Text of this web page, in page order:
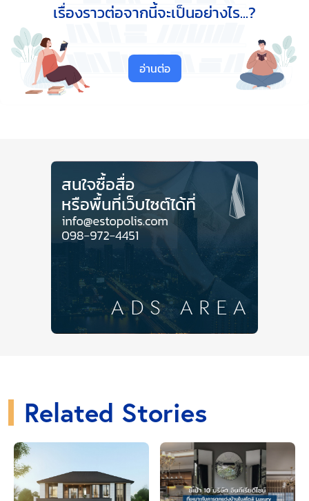
ลิเวอร์พูล สถานที่ไม่ควรพลาดในการฉลองตรุษจีนใน
ประเทศอังกฤษ ย่านไชน่าทาวน์ที่มีชีวิตชีวา ซึ่งตั้งอยู่
บริเวณทางตอนใต้ของใจกลางเมือง และนักท่องเที่ยวก็จะ
เดินลอดซุ้มประตูจีนอันโดดเด่น เพื่อเข้าไปยังย่านนี้ โดย
นับเป็นซุ้มประตูจีนที่สูงที่สุดในย่านไชน่าทาวน์นอกจีน
แผ่นดินใหญ่ และเป็นของขวัญที่ได้รับจากเซี่ยงไฮ้ เเละ
เดินเล่นตามถนน Bold Street และย่านช้อปปิ้ง Liverpool
ONE ที่ประดับประดาอย่างสวยงาม ก่อนจะชมโคมไฟจีน
หลายพันดวงที่ตกแต่งเเบบจัดเต็ม เพื่อฉลองเทศกาลโคม
เรื่องราวต่อจากนี้จะเป็นอย่างไร...?
อ่านต่อ
Related Stories